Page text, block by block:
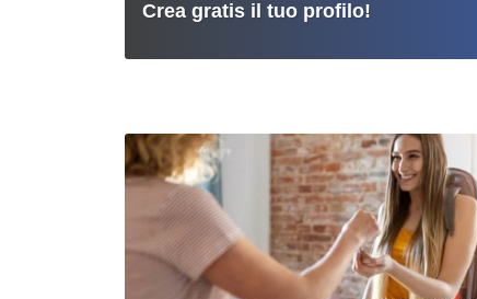
Crea gratis il tuo profilo!